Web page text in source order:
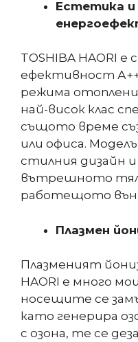
Естетика и
TOSHIBA HAORI е
ефективност
режима
най-висок клас
същото време
или офиса.
стилния дизайн
вътрешното
работещото
Плазмен
Плазменият
HAORI е много
носещите се
като генерира
с озона, те се